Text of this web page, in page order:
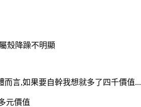
殼降躁不明顯
言,如果要自幹我想就多了四千價值...
元價值